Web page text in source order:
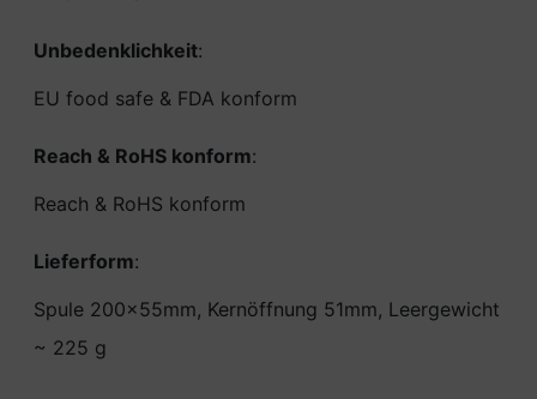
Unbedenklichkeit:
EU food safe & FDA konform
Reach & RoHS konform:
Reach & RoHS konform
Lieferform:
Spule 200x55mm, Kernöffnung 51mm, Leergewicht
~ 225 g